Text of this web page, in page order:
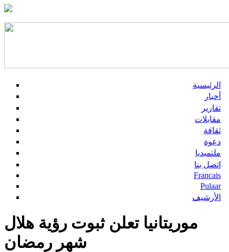
الرئيسية
أخبار
تقارير
مقابلات
ثقافة
دعوة
ملتميديا
اتصل بنا
Francais
Pulaar
الأرشيف
موريتانيا تعلن ثبوت رؤية هلال
شهر رمضان